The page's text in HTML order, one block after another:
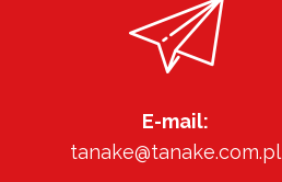
E-mail:
tanake@tanake.com.pl